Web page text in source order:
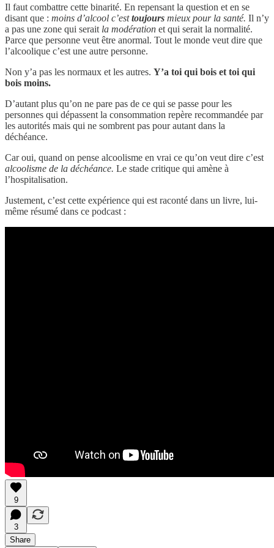
Il faut combattre cette binarité. En repensant la question et en se
disant que : moins d’alcool c’esttoujours mieux pour la santé. Il n’y
a pas une zone qui serait la modération et qui serait la normalité.
Parce que personne veut être anormal. Tout le monde veut dire que
l’alcoolique c’est une autre personne.
Non y’a pas les normaux et les autres. Y’a toi qui bois et toi qui
bois moins.
D’autant plus qu’on ne pare pas de ce qui se passe pour les
personnes qui dépassent la consommation repère recommandée par
les autorités mais qui ne sombrent pas pour autant dans la
déchéance.
Car oui, quand on pense alcoolisme en vrai ce qu’on veut dire c’est
alcoolisme de la déchéance. Le stade critique qui amène à
l’hospitalisation.
Justement, c’est cette expérience qui est raconté dans un livre, lui-
même résumé dans ce podcast :
9
3
Share